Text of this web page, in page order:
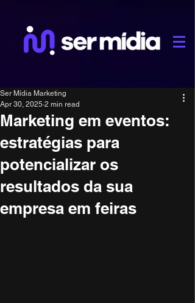
Marketing em eventos:
estratégias para
potencializar os
resultados da sua
empresa em feiras
Ser Mídia Marketing
Apr 30, 2025 2 min read